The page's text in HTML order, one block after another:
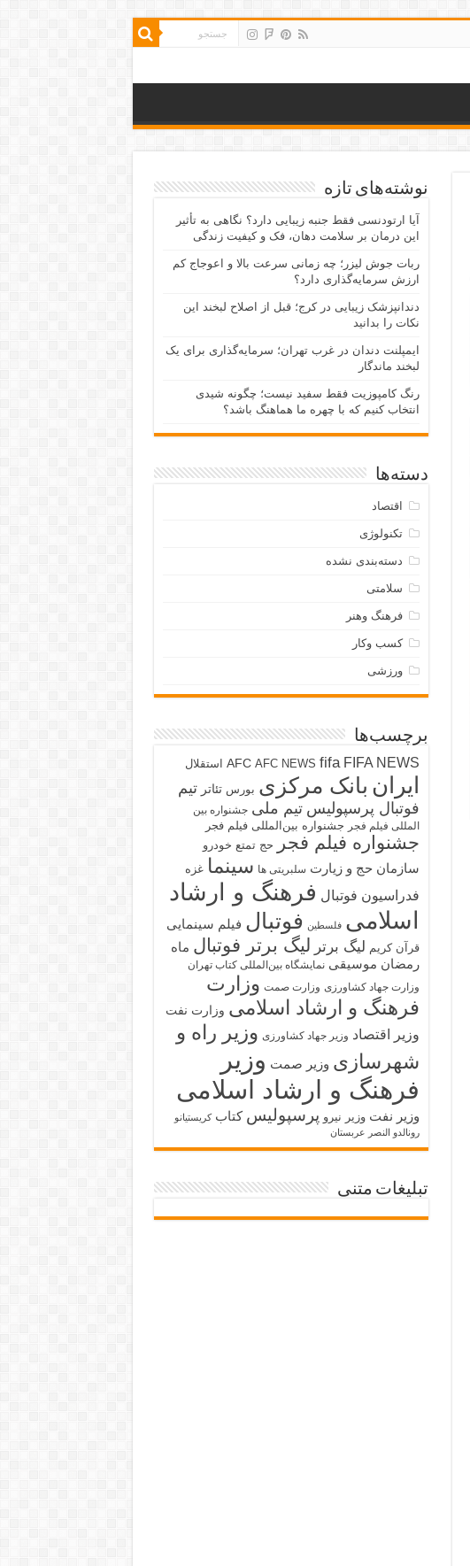
نوشته‌های تازه
آیا ارتودنسی فقط جنبه زیبایی دارد؟ نگاهی به تأثیر
این درمان بر سلامت دهان، فک و کیفیت زندگی
ربات جوش لیزر؛ چه زمانی سرعت بالا و اعوجاج کم
ارزش سرمایه‌گذاری دارد؟
دندانپزشک زیبایی در کرج؛ قبل از اصلاح لبخند این
نکات را بدانید
ایمپلنت دندان در غرب تهران؛ سرمایه‌گذاری برای یک
لبخند ماندگار
رنگ کامپوزیت فقط سفید نیست؛ چگونه شیدی
انتخاب کنیم که با چهره ما هماهنگ باشد؟
دسته‌ها
اقتصاد
تکنولوژی
دسته‌بندی نشده
سلامتی
فرهنگ وهنر
کسب وکار
ورزشی
برچسب‌ها
AFC AFC NEWS fifa FIFA NEWS استقلال
ایران بانک مرکزی بورس تئاتر تیم
فوتبال پرسپولیس تیم ملی جشنواره بین
المللی فیلم فجر جشنواره بین‌المللی فیلم فجر
جشنواره فیلم فجر حج تمتع خودرو
سازمان حج و زیارت سلبریتی ها سینما غزه
فدراسیون فوتبال فرهنگ و ارشاد
اسلامی فلسطین فوتبال فیلم سینمایی
قرآن کریم لیگ برتر لیگ برتر فوتبال ماه
رمضان موسیقی نمایشگاه بین‌المللی کتاب تهران
وزارت جهاد کشاورزی وزارت صمت وزارت
فرهنگ و ارشاد اسلامی وزارت نفت
وزیر اقتصاد وزیر جهاد کشاورزی وزیر راه و
شهرسازی وزیر صمت وزیر
فرهنگ و ارشاد اسلامی
وزیر نفت وزیر نیرو پرسپولیس کتاب کریستیانو
رونالدو النصر عربستان
تبلیغات متنی